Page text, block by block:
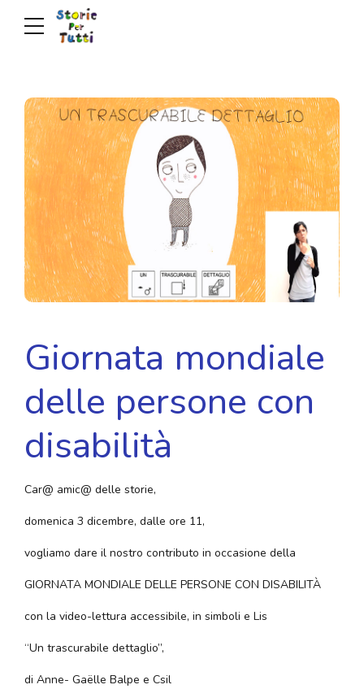
Giornata mondiale
delle persone con
disabilità
Car@ amic@ delle storie,
domenica 3 dicembre, dalle ore 11,
vogliamo dare il nostro contributo in occasione della
GIORNATA MONDIALE DELLE PERSONE CON DISABILITÀ
con la video-lettura accessibile, in simboli e Lis
“Un trascurabile dettaglio”,
di Anne- Gaëlle Balpe e Csil